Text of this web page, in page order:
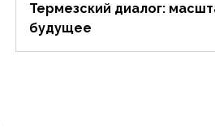
Термезский диалог:
будущее